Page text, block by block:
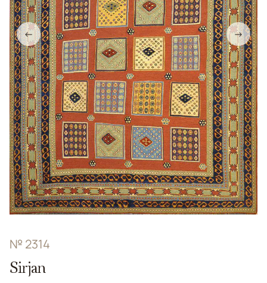
← →
№ 2314
Sirjan